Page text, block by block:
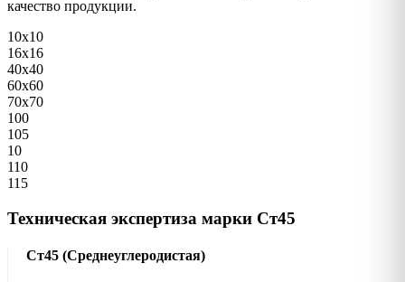
качество продукции.
10х10
16х16
40х40
60х60
70х70
100
105
10
110
115
Техническая экспертиза марки Ст45
Ст45 (Среднеуглеродистая)